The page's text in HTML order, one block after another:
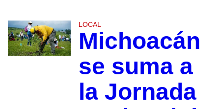
LOCAL
Michoacán
se suma a
la Jornada